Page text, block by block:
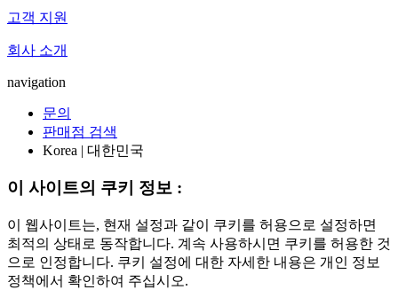
고객 지원
회사 소개
navigation
문의
판매점 검색
Korea | 대한민국
이 사이트의 쿠키 정보 :
이 웹사이트는, 현재 설정과 같이 쿠키를 허용으로 설정하면
최적의 상태로 동작합니다. 계속 사용하시면 쿠키를 허용한 것
으로 인정합니다. 쿠키 설정에 대한 자세한 내용은 개인 정보
정책에서 확인하여 주십시오.